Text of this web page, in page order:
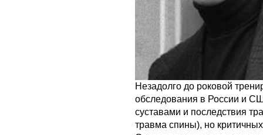
Незадолго до роковой
обследования в России и
суставами и последствия
травма спины), но